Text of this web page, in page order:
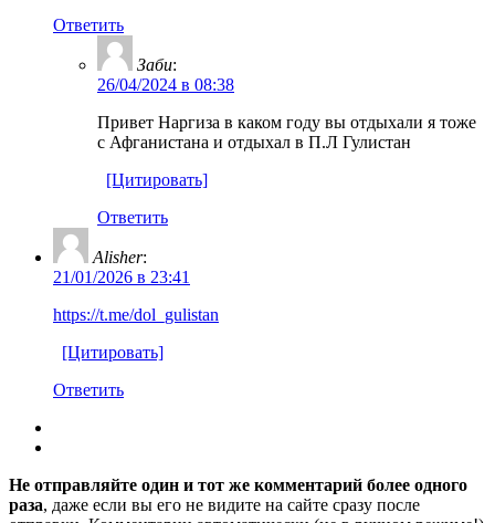
Ответить
Заби:
26/04/2024 в 08:38
Привет Наргиза в каком году вы отдыхали я тоже
с Афганистана и отдыхал в П.Л Гулистан
[Цитировать]
Ответить
Alisher:
21/01/2026 в 23:41
https://t.me/dol_gulistan
[Цитировать]
Ответить
Не отправляйте один и тот же комментарий более одного
раза, даже если вы его не видите на сайте сразу после